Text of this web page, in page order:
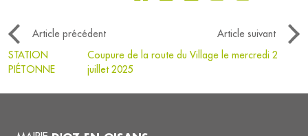
Article précédent
Article suivant
STATION
PIÉTONNE
Coupure de la route du Village le mercredi 2
juillet 2025